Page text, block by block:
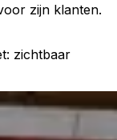
zijn klanten.
zichtbaar